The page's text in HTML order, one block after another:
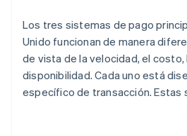
Los tres sistemas de pago
Unido funcionan de manera
de vista de la velocidad, el costo,
disponibilidad. Cada uno está
específico de transacción. Estas